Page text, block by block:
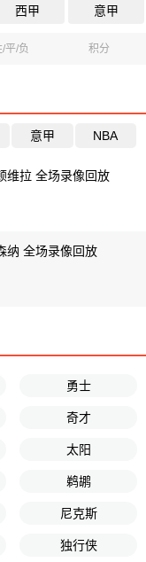
西甲 意甲
/平/负 积分
意甲 NBA
维拉 全场录像回放
纳 全场录像回放
勇士
奇才
太阳
鹈鹕
尼克斯
独行侠